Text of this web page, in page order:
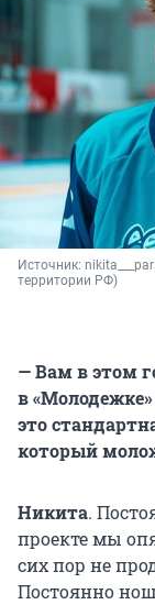
Источник:
территории РФ)
— Вам в этом
в
это
который
Никита.
проекте мы
сих пор не
Постоянно